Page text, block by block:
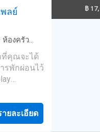
าคาเริ่ม
อง
าดและ
ท B มี
นอน 3
ดตั้งแต่
ตร.ม.
ะว่ายน้ำ
ตร.ม.
ญ่ที่ผู้พัก
ได้อย่าง
เพลงคลา
ด้ถึง 180
in
ที่ทนทานต่อ
อย่างดี
วณนี้
งการเปิด
เต็มอีกด้วย
ลย์
ห้องครัว
ต
ห้อง
พื้นที่สำหรับ
น่า
ที่คุณจะได้
รพักผ่อนไว้
ค์แห่งการ
ากตัวคอน
ขาว เสียง
ายละเอียด
฿